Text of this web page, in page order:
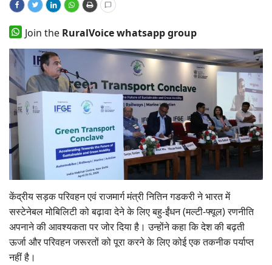
Agritech
Cooperatives
International
Rural Dialogue
Ground Report
Rural Connect
National
Latest News
Join the RuralVoice whatsapp group
केंद्रीय सड़क परिवहन एवं राजमार्ग मंत्री नितिन गडकरी ने भारत में
सस्टेनेबल मोबिलिटी को बढ़ावा देने के लिए बहु-ईंधन (मल्टी-फ्यूल) रणनीति
अपनाने की आवश्यकता पर जोर दिया है। उन्होंने कहा कि देश की बढ़ती
ऊर्जा और परिवहन जरूरतों को पूरा करने के लिए कोई एक तकनीक पर्याप्त
नहीं है।